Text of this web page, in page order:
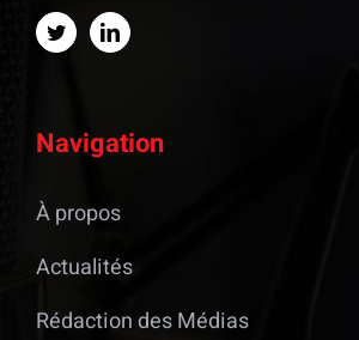
Navigation
À propos
Actualités
Rédaction des Médias